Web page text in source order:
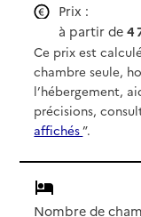
Prix :
à partir de4
Ce prix est
chambre seule,
l’hébergement,
précisions,
affichés”.
Nombre de